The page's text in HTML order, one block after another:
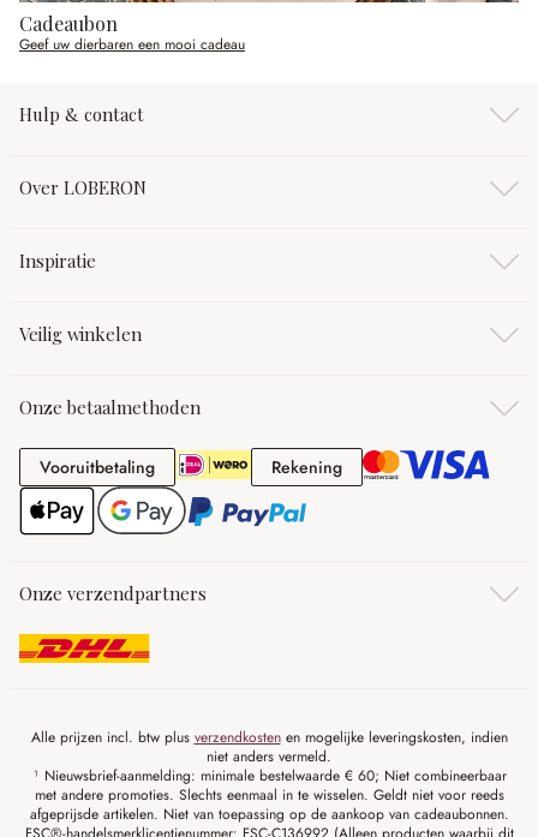
Cadeaubon
Geef uw dierbaren een mooi cadeau
Hulp & contact
Over LOBERON
Inspiratie
Veilig winkelen
Onze betaalmethoden
VooruitbetalingVooruitbetaling RekeningRekening
Onze verzendpartners
Alle prijzen incl. btw plus verzendkostenen mogelijke leveringskosten, indien
niet anders vermeld.
¹ Nieuwsbrief-aanmelding: minimale bestelwaarde € 60; Niet combineerbaar
met andere promoties. Slechts eenmaal in te wisselen. Geldt niet voor reeds
afgeprijsde artikelen. Niet van toepassing op de aankoop van cadeaubonnen.